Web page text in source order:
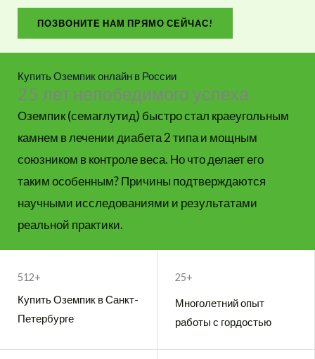
ПОЗВОНИТЕ НАМ ПРЯМО СЕЙЧАС!
Купить Оземпик онлайн в России
25 лет непобедимого успеха
Оземпик (семаглутид) быстро стал краеугольным
камнем в лечении диабета 2 типа и мощным
союзником в контроле веса. Но что делает его
таким особенным? Причины подтверждаются
научными исследованиями и результатами
реальной практики.
512+
Купить Оземпик в Санкт-
Петербурге
25+
Многолетний опыт
работы с гордостью